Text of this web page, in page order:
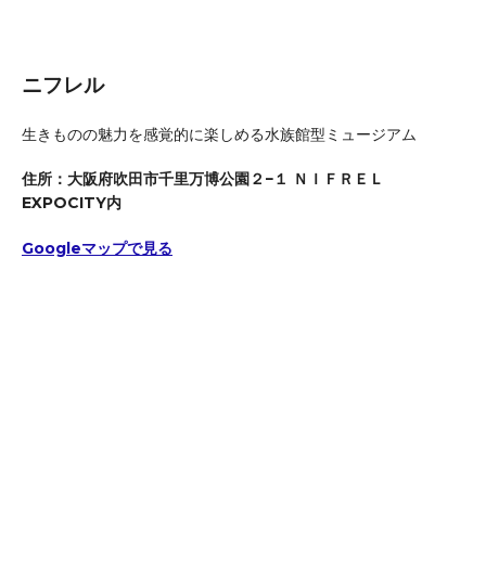
ニフレル
生きものの魅力を感覚的に楽しめる水族館型ミュージアム
住所：大阪府吹田市千里万博公園２−１ ＮＩＦＲＥＬ
EXPOCITY内
Googleマップで見る